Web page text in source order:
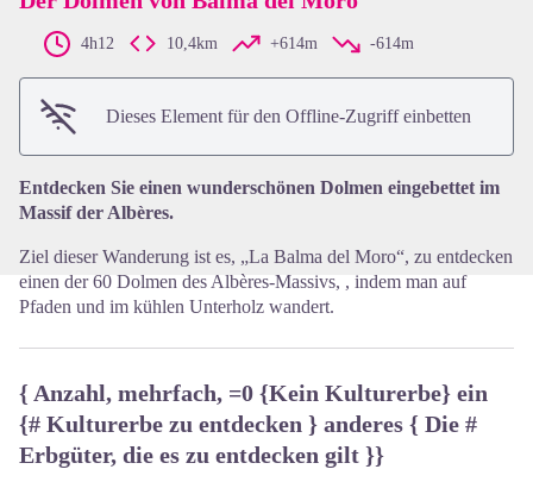
4h12 10,4km +614m -614m
Dieses Element für den Offline-Zugriff einbetten
Entdecken Sie einen wunderschönen Dolmen eingebettet im
Massif der Albères.
Ziel dieser Wanderung ist es, „La Balma del Moro“, zu entdecken
einen der 60 Dolmen des Albères-Massivs, , indem man auf
Pfaden und im kühlen Unterholz wandert.
{ Anzahl, mehrfach, =0 {Kein Kulturerbe} ein
{# Kulturerbe zu entdecken } anderes { Die #
Erbgüter, die es zu entdecken gilt }}